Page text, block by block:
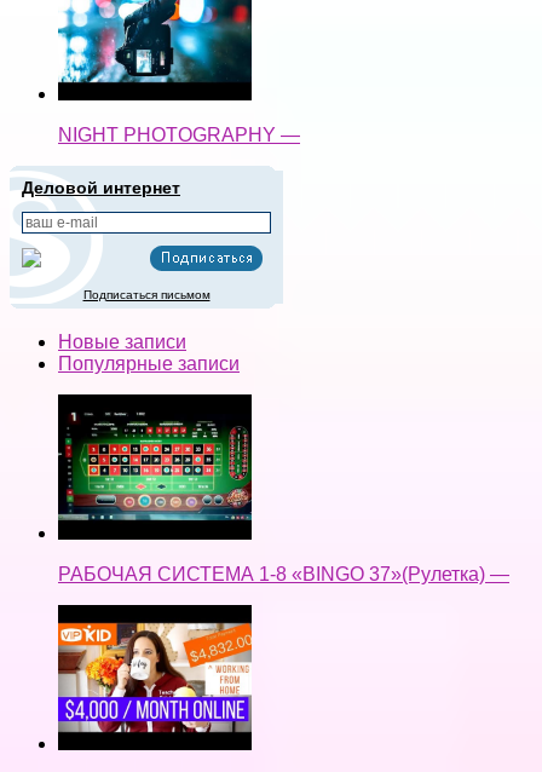
NIGHT PHOTOGRAPHY —
Деловой интернет
Подписаться письмом
Новые записи
Популярные записи
РАБОЧАЯ СИСТЕМА 1-8 «BINGO 37»(Рулетка) —